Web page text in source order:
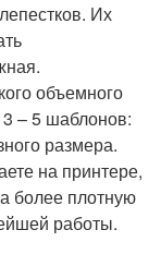
Их
объемного
3 – 5 шаблонов:
размера.
на принтере,
более плотную
работы.